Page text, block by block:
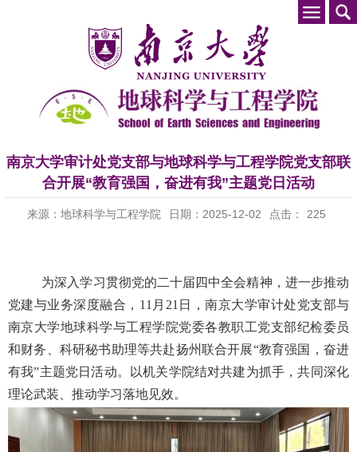
南京大学审计处党支部与地球科学与工程学院党支部联
合开展“教育强国，奋进有我”主题党日活动
来源：地球科学与工程学院 日期：2025-12-02 点击： 225
为深入学习贯彻党的二十届四中全会精神，进一步推动
党建与业务深度融合， 11月 21 日，南京大学审计处党支部与
南京大学地球科学与工程学院党委各教职工党支部纪检委员
和财务、科研秘书助理等共赴扬州联合开展“教育强国，奋进
有我”主题党日活动。以机关学院结对共建为抓手，共同深化
理论武装、推动学习落地见效。